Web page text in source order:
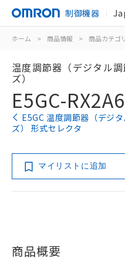
制御機器
ホーム > 商品情報 > 商品カテゴリ
温度調節器（デジタル
ズ）
E5GC-
E5GC 温度調節器（デジ
ズ） 形式セレクタ
マイリストに追加
商品概要